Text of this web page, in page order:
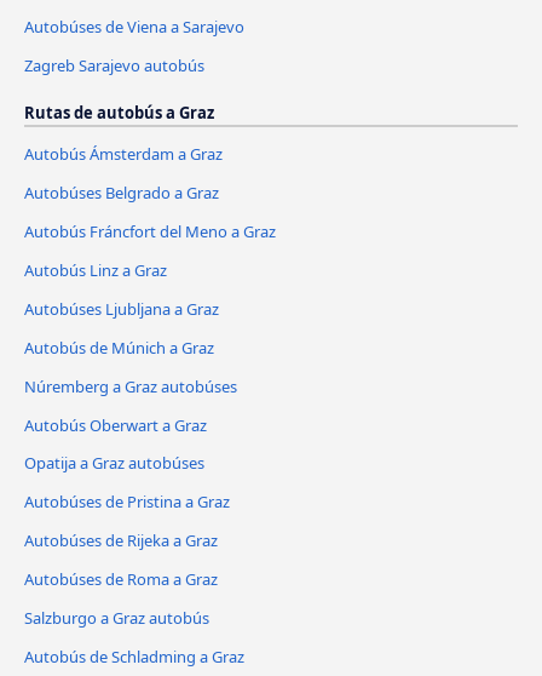
Autobúses de Viena a Sarajevo
Zagreb Sarajevo autobús
Rutas de autobús a Graz
Autobús Ámsterdam a Graz
Autobúses Belgrado a Graz
Autobús Fráncfort del Meno a Graz
Autobús Linz a Graz
Autobúses Ljubljana a Graz
Autobús de Múnich a Graz
Núremberg a Graz autobúses
Autobús Oberwart a Graz
Opatija a Graz autobúses
Autobúses de Pristina a Graz
Autobúses de Rijeka a Graz
Autobúses de Roma a Graz
Salzburgo a Graz autobús
Autobús de Schladming a Graz